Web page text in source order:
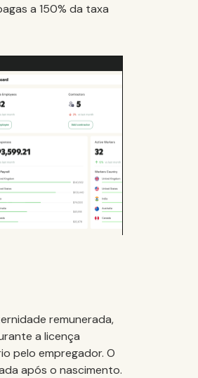
a 150% da taxa
remunerada,
a licença
pelo empregador. O
após o nascimento.